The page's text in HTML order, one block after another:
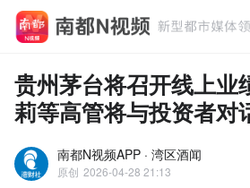
贵州茅台将召开线上业
莉等高管将与投资者对
南都N视频APP · 湾区酒闻
原创 2026-04-28 21:13